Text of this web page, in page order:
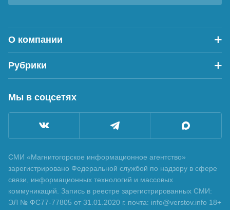
О компании
Рубрики
Мы в соцсетях
СМИ «Магнитогорское информационное агентство»
зарегистрировано Федеральной службой по надзору в сфере
связи, информационных технологий и массовых
коммуникаций. Запись в реестре зарегистрированных СМИ:
ЭЛ № ФС77-77805 от 31.01.2020 г. почта: info@verstov.info 18+